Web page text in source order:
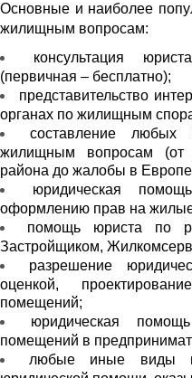
Основные и наиболее
жилищным вопросам:
консультация
(первичная – бесплатно);
представительство
органах по жилищным
составление любых
жилищным вопросам (от
района до жалобы в
юридическая
оформлению прав на
помощь юриста по
Застройщиком,
разрешение
оценкой,
помещений;
юридическая
помещений в
любые иные виды